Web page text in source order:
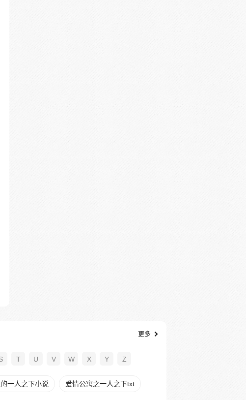
更多
T U V W X Y Z
一人之下小说 爱情公寓之一人之下txt